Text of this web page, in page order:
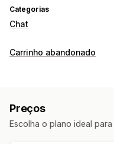
Categorias
Chat
Mensagens em tempo real
Respostas automatizadas
Recuperação de carrinho
Carrinho abandonado
Preços
Escolha o plano ideal